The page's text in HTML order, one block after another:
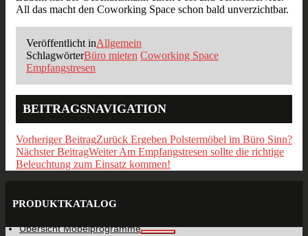
All das macht den Coworking Space schon bald unverzichtbar.
Veröffentlicht inAllgemein
SchlagwörterBüro mieten Coworking Space
Empfangstresen
BEITRAGSNAVIGATION
Vorheriger BeitragZurück Ergeben Polstermöbel im Büro Sinn?
Nächster BeitragWeiter Am Empfangstresen sollte die richtige
Beleuchtung zum Einsatz kommen!
PRODUKTKATALOG
Übersicht Möbelprogramme